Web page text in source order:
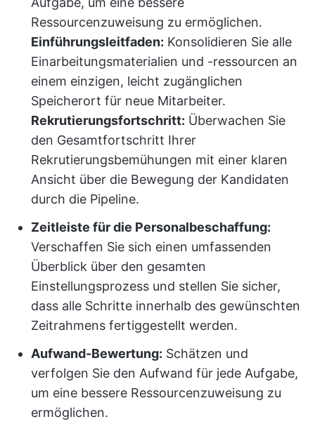
Ressourcenzuweisung zu ermöglichen.
Einführungsleitfaden: Konsolidieren Sie alle
Einarbeitungsmaterialien und -ressourcen an
einem einzigen, leicht zugänglichen
Speicherort für neue Mitarbeiter.
Rekrutierungsfortschritt: Überwachen Sie
den Gesamtfortschritt Ihrer
Rekrutierungsbemühungen mit einer klaren
Ansicht über die Bewegung der Kandidaten
durch die Pipeline.
Zeitleiste für die Personalbeschaffung:
Verschaffen Sie sich einen umfassenden
Überblick über den gesamten
Einstellungsprozess und stellen Sie sicher,
dass alle Schritte innerhalb des gewünschten
Zeitrahmens fertiggestellt werden.
Aufwand-Bewertung: Schätzen und
verfolgen Sie den Aufwand für jede Aufgabe,
um eine bessere Ressourcenzuweisung zu
ermöglichen.